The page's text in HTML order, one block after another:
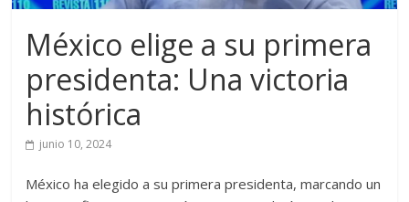
México elige a su primera
presidenta: Una victoria
histórica
junio 10, 2024
México ha elegido a su primera presidenta, marcando un